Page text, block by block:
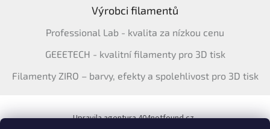
Výrobci filamentů
Professional Lab - kvalita za nízkou cenu
GEEETECH - kvalitní filamenty pro 3D tisk
Filamenty ZIRO – barvy, efekty a spolehlivost pro 3D tisk
Upravila agentura 404notfound.cz